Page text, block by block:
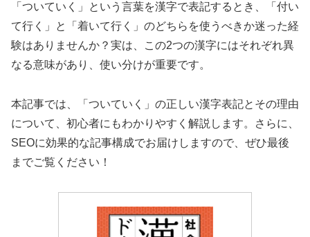
「ついていく」という言葉を漢字で表記するとき、「付い
て行く」と「着いて行く」のどちらを使うべきか迷った経
験はありませんか？実は、この2つの漢字にはそれぞれ異
なる意味があり、使い分けが重要です。
本記事では、「ついていく」の正しい漢字表記とその理由
について、初心者にもわかりやすく解説します。さらに、
SEOに効果的な記事構成でお届けしますので、ぜひ最後
までご覧ください！